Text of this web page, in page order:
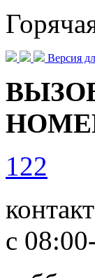
Версия
122
с